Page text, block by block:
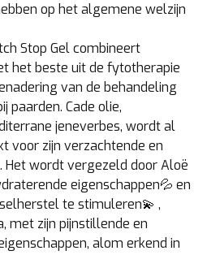
op het algemene welzijn
Stop Gel combineert
het beste uit de fytotherapie
van de behandeling
paarden. Cade olie,
jeneverbes, wordt al
voor zijn verzachtende en
Het wordt vergezeld door Aloë
eigenschappen💦 en
te stimuleren💫 ,
met zijn pijnstillende en
alom erkend in